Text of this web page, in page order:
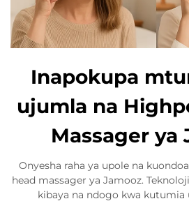
Inapokupa
ujumla na
Massager ya
Onyesha raha ya upole na
head massager ya Jamooz.
kibaya na ndogo kwa kutumia